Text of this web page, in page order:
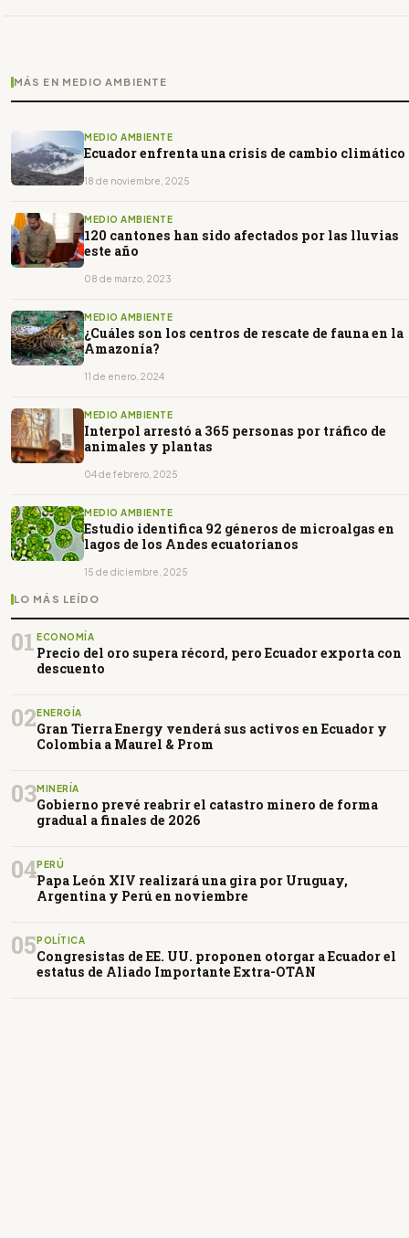
MÁS EN MEDIO AMBIENTE
MEDIO AMBIENTE
Ecuador enfrenta una crisis de cambio climático
18 de noviembre, 2025
MEDIO AMBIENTE
120 cantones han sido afectados por las lluvias
este año
08 de marzo, 2023
MEDIO AMBIENTE
¿Cuáles son los centros de rescate de fauna en la
Amazonía?
11 de enero, 2024
MEDIO AMBIENTE
Interpol arrestó a 365 personas por tráfico de
animales y plantas
04 de febrero, 2025
MEDIO AMBIENTE
Estudio identifica 92 géneros de microalgas en
lagos de los Andes ecuatorianos
15 de diciembre, 2025
LO MÁS LEÍDO
01 ECONOMÍA
Precio del oro supera récord, pero Ecuador exporta con
descuento
02ENERGÍA
Gran Tierra Energy venderá sus activos en Ecuador y
Colombia a Maurel & Prom
03MINERÍA
Gobierno prevé reabrir el catastro minero de forma
gradual a finales de 2026
04PERÚ
Papa León XIV realizará una gira por Uruguay,
Argentina y Perú en noviembre
05POLÍTICA
Congresistas de EE. UU. proponen otorgar a Ecuador el
estatus de Aliado Importante Extra-OTAN